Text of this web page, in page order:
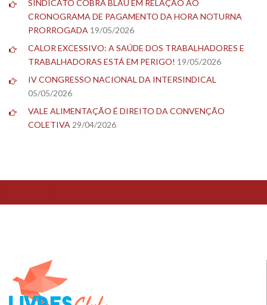
SINDICATO COBRA BLAU EM RELAÇÃO AO
CRONOGRAMA DE PAGAMENTO DA HORA NOTURNA
PRORROGADA 19/05/2026
CALOR EXCESSIVO: A SAÚDE DOS TRABALHADORES E
TRABALHADORAS ESTÁ EM PERIGO! 19/05/2026
IV CONGRESSO NACIONAL DA INTERSINDICAL
05/05/2026
VALE ALIMENTAÇÃO É DIREITO DA CONVENÇÃO
COLETIVA 29/04/2026
TESTE